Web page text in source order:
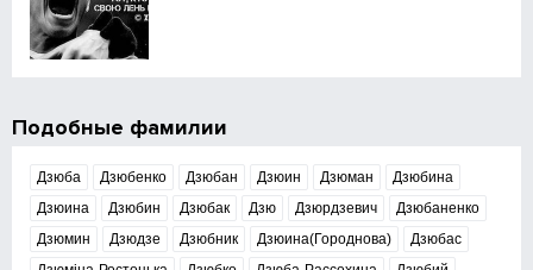
Подобные фамилии
Дзюба Дзюбенко Дзюбан Дзюин Дзюман
Дзюбина
Дзюина
Дзюбин Дзюбак Дзю Дзюрдзевич
Дзюбаненко
Дзюмин
Дзюдзе Дзюбник Дзюина(Городнова)
Дзюбас